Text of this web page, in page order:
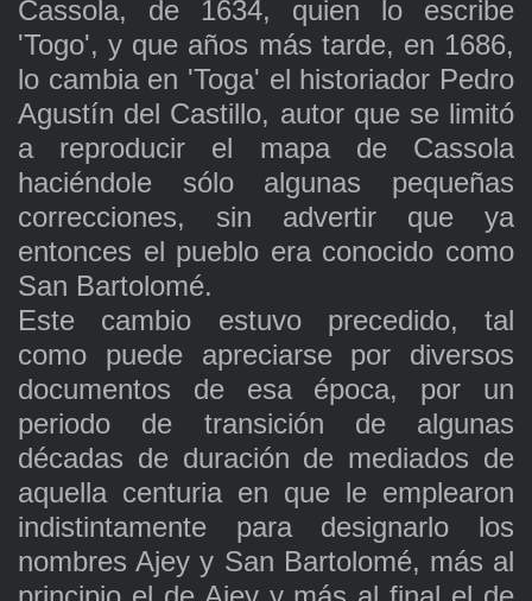
Cassola, de 1634, quien lo escribe
'Togo', y que años más tarde, en 1686,
lo cambia en 'Toga' el historiador Pedro
Agustín del Castillo, autor que se limitó
a reproducir el mapa de Cassola
haciéndole sólo algunas pequeñas
correcciones, sin advertir que ya
entonces el pueblo era conocido como
San Bartolomé.
Este cambio estuvo precedido, tal
como puede apreciarse por diversos
documentos de esa época, por un
periodo de transición de algunas
décadas de duración de mediados de
aquella centuria en que le emplearon
indistintamente para designarlo los
nombres Ajey y San Bartolomé, más al